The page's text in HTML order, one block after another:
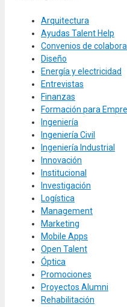
Arquitectura
Ayudas Talent Help
Convenios de
Diseño
Energía y electricidad
Entrevistas
Finanzas
Formación para
Ingeniería
Ingeniería Civil
Ingeniería Industrial
Innovación
Institucional
Investigación
Logística
Management
Marketing
Mobile Apps
Open Talent
Óptica
Promociones
Proyectos Alumni
Rehabilitación